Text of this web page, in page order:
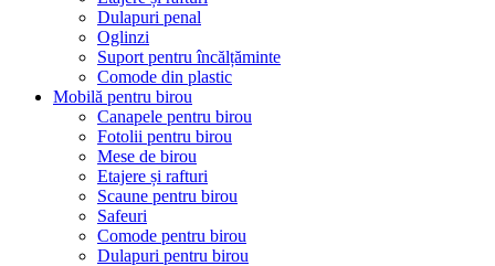
Dulapuri penal
Oglinzi
Suport pentru încălțăminte
Comode din plastic
Mobilă pentru birou
Canapele pentru birou
Fotolii pentru birou
Mese de birou
Etajere și rafturi
Scaune pentru birou
Safeuri
Comode pentru birou
Dulapuri pentru birou